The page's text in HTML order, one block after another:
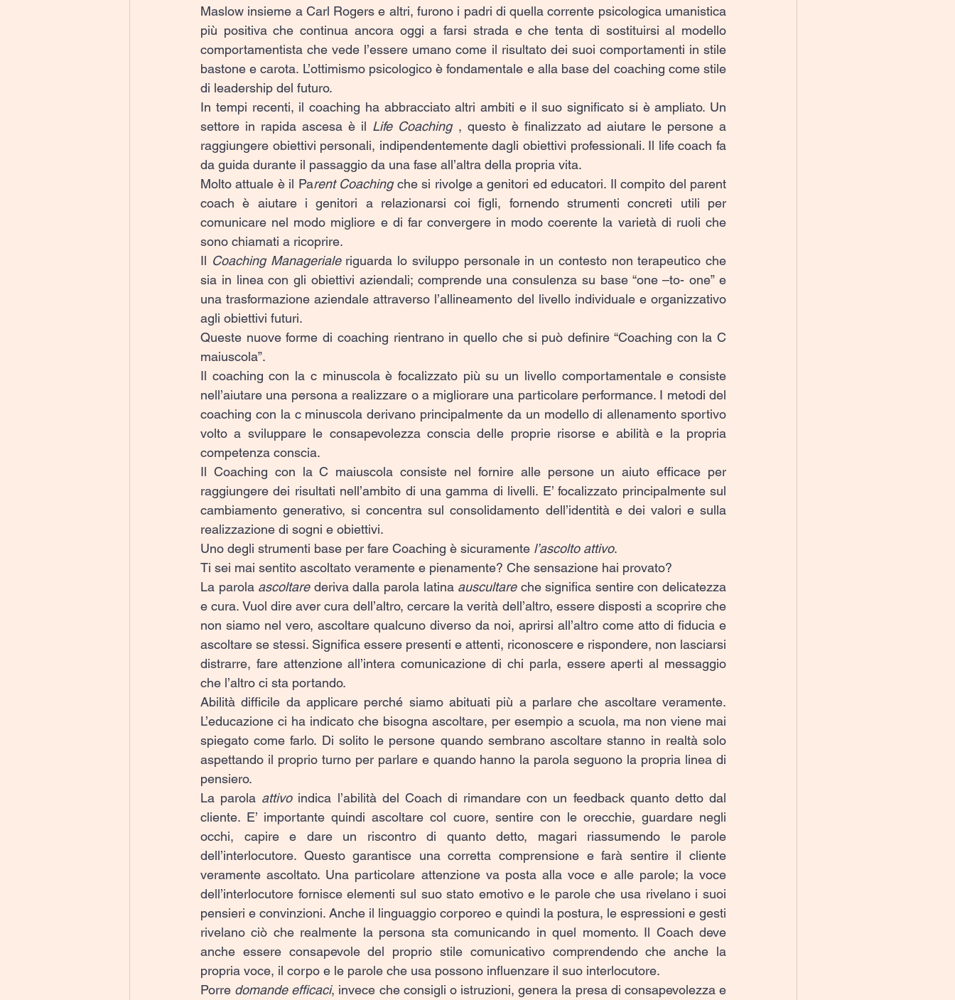
Maslow insieme a Carl Rogers e altri, furono i padri di quella corrente psicologica umanistica
più positiva che continua ancora oggi a farsi strada e che tenta di sostituirsi al modello
comportamentista che vede l’essere umano come il risultato dei suoi comportamenti in stile
bastone e carota. L’ottimismo psicologico è fondamentale e alla base del coaching come stile
di leadership del futuro.
In tempi recenti, il coaching ha abbracciato altri ambiti e il suo significato si è ampliato. Un
settore in rapida ascesa è il Life Coaching , questo è finalizzato ad aiutare le persone a
raggiungere obiettivi personali, indipendentemente dagli obiettivi professionali. Il life coach fa
da guida durante il passaggio da una fase all’altra della propria vita.
Molto attuale è il Parent Coaching che si rivolge a genitori ed educatori. Il compito del parent
coach è aiutare i genitori a relazionarsi coi figli, fornendo strumenti concreti utili per
comunicare nel modo migliore e di far convergere in modo coerente la varietà di ruoli che
sono chiamati a ricoprire.
Il Coaching Manageriale riguarda lo sviluppo personale in un contesto non terapeutico che
sia in linea con gli obiettivi aziendali; comprende una consulenza su base “one –to- one” e
una trasformazione aziendale attraverso l’allineamento del livello individuale e organizzativo
agli obiettivi futuri.
Queste nuove forme di coaching rientrano in quello che si può definire “Coaching con la C
maiuscola”.
Il coaching con la c minuscola è focalizzato più su un livello comportamentale e consiste
nell’aiutare una persona a realizzare o a migliorare una particolare performance. I metodi del
coaching con la c minuscola derivano principalmente da un modello di allenamento sportivo
volto a sviluppare le consapevolezza conscia delle proprie risorse e abilità e la propria
competenza conscia.
Il Coaching con la C maiuscola consiste nel fornire alle persone un aiuto efficace per
raggiungere dei risultati nell’ambito di una gamma di livelli. E’ focalizzato principalmente sul
cambiamento generativo, si concentra sul consolidamento dell’identità e dei valori e sulla
realizzazione di sogni e obiettivi.
Uno degli strumenti base per fare Coaching è sicuramente l’ascolto attivo.
Ti sei mai sentito ascoltato veramente e pienamente? Che sensazione hai provato?
La parola ascoltare deriva dalla parola latina auscultare che significa sentire con delicatezza
e cura. Vuol dire aver cura dell’altro, cercare la verità dell’altro, essere disposti a scoprire che
non siamo nel vero, ascoltare qualcuno diverso da noi, aprirsi all’altro come atto di fiducia e
ascoltare se stessi. Significa essere presenti e attenti, riconoscere e rispondere, non lasciarsi
distrarre, fare attenzione all’intera comunicazione di chi parla, essere aperti al messaggio
che l’altro ci sta portando.
Abilità difficile da applicare perché siamo abituati più a parlare che ascoltare veramente.
L’educazione ci ha indicato che bisogna ascoltare, per esempio a scuola, ma non viene mai
spiegato come farlo. Di solito le persone quando sembrano ascoltare stanno in realtà solo
aspettando il proprio turno per parlare e quando hanno la parola seguono la propria linea di
pensiero.
La parola attivo indica l’abilità del Coach di rimandare con un feedback quanto detto dal
cliente. E’ importante quindi ascoltare col cuore, sentire con le orecchie, guardare negli
occhi, capire e dare un riscontro di quanto detto, magari riassumendo le parole
dell’interlocutore. Questo garantisce una corretta comprensione e farà sentire il cliente
veramente ascoltato. Una particolare attenzione va posta alla voce e alle parole; la voce
dell’interlocutore fornisce elementi sul suo stato emotivo e le parole che usa rivelano i suoi
pensieri e convinzioni. Anche il linguaggio corporeo e quindi la postura, le espressioni e gesti
rivelano ciò che realmente la persona sta comunicando in quel momento. Il Coach deve
anche essere consapevole del proprio stile comunicativo comprendendo che anche la
propria voce, il corpo e le parole che usa possono influenzare il suo interlocutore.
Porre domande efficaci, invece che consigli o istruzioni, genera la presa di consapevolezza e